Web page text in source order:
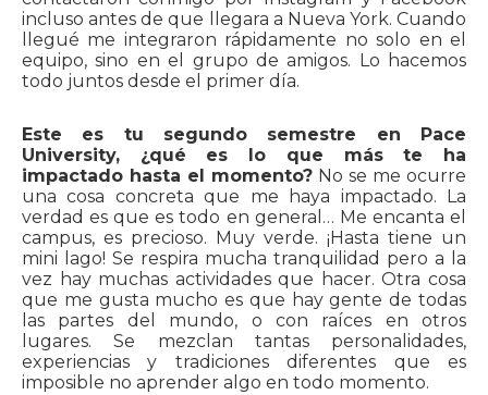
incluso antes de que llegara a Nueva York. Cuando
llegué me integraron rápidamente no solo en el
equipo, sino en el grupo de amigos. Lo hacemos
todo juntos desde el primer día.
Este es tu segundo semestre en Pace
University, ¿qué es lo que más te ha
impactado hasta el momento? No se me ocurre
una cosa concreta que me haya impactado. La
verdad es que es todo en general… Me encanta el
campus, es precioso. Muy verde. ¡Hasta tiene un
mini lago! Se respira mucha tranquilidad pero a la
vez hay muchas actividades que hacer. Otra cosa
que me gusta mucho es que hay gente de todas
las partes del mundo, o con raíces en otros
lugares. Se mezclan tantas personalidades,
experiencias y tradiciones diferentes que es
imposible no aprender algo en todo momento.